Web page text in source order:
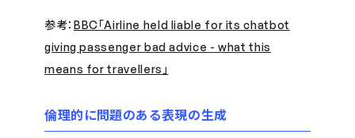
参考： BBC「Airline held liable for its chatbot
giving passenger bad advice - what this
means for travellers」
倫理的に問題のある表現の生成